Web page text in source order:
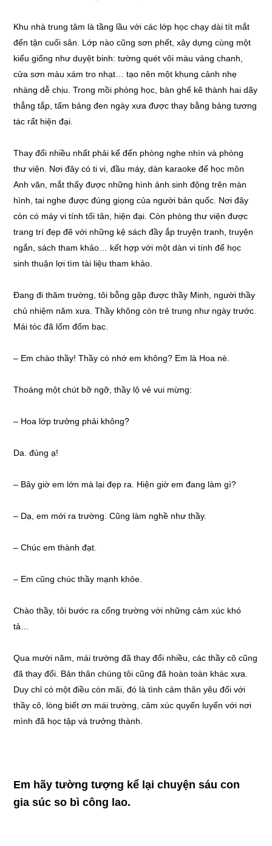
Khu nhà trung tâm là tầng lầu với các lớp học chạy dài tít mắt
đến tận cuối sân. Lớp nào cũng sơn phết, xây dựng cùng một
kiểu giống như duyệt binh: tường quét vôi màu vàng chanh,
cửa sơn màu xám tro nhạt… tạo nên một khung cảnh nhẹ
nhàng dễ chịu. Trong mồi phòng học, bàn ghế kê thành hai dãy
thẳng tắp, tấm bảng đen ngày xưa được thay bằng bảng tương
tác rất hiện đại.
Thay đổi nhiều nhất phải kể đến phòng nghe nhìn và phòng
thư viện. Nơi đây có ti vi, đầu máy, dàn karaoke để học môn
Anh văn, mắt thấy được những hình ảnh sinh động trên màn
hình, tai nghe được đúng giọng của người bản quốc. Nơi đây
còn có máy vi tính tối tân, hiện đại. Còn phòng thư viện được
trang trí đẹp đẽ với những kệ sách đầy ắp truyện tranh, truyện
ngắn, sách tham khảo… kết hợp với một dàn vi tính để học
sinh thuận lợi tìm tài liệu tham khảo.
Đang đi thăm trường, tôi bỗng gặp được thầy Minh, người thầy
chủ nhiệm năm xưa. Thầy không còn trẻ trung như ngày trước.
Mái tóc đã lốm đốm bạc.
– Em chào thầy! Thầy có nhớ em không? Em là Hoa nè.
Thoáng một chút bỡ ngỡ, thầy lộ vẻ vui mừng:
– Hoa lớp trưởng phải không?
Da. đúng ạ!
– Bây giờ em lớn mà lại đẹp ra. Hiện giờ em đang làm gì?
– Dạ, em mới ra trường. Cũng làm nghề như thầy.
– Chúc em thành đạt.
– Em cũng chúc thầy mạnh khỏe.
Chào thầy, tôi bước ra cổng trường với những cảm xúc khó
tả…
Qua mười năm, mái trường đã thay đổi nhiều, các thầy cô cũng
đã thay đổi. Bản thân chúng tôi cũng đã hoàn toàn khác xưa.
Duy chỉ có một điều còn mãi, đó là tình cảm thân yêu đối với
thầy cô, lòng biết ơn mái trường, cảm xúc quyến luyến với nơi
mình đã học tập và trưởng thành.
Em hãy tường tượng kể lại chuyện sáu con
gia súc so bì công lao.